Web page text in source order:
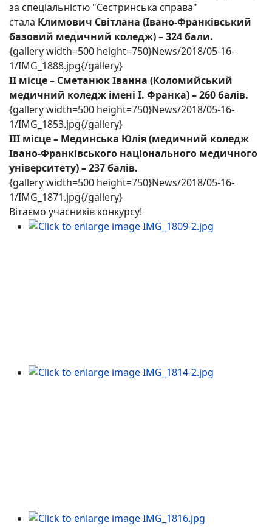
за спеціальністю "Сестринська справа"
стала Климович Світлана (Івано-Франківський
базовий медичний коледж) – 324 бали.
{gallery width=500 height=750}News/2018/05-16-
1/IMG_1888.jpg{/gallery}
ІІ місце – Сметанюк Іванна (Коломийський
медичний коледж імені І. Франка) – 260 балів.
{gallery width=500 height=750}News/2018/05-16-
1/IMG_1853.jpg{/gallery}
ІІІ місце – Мединська Юлія (медичний коледж
Івано-Франківського національного медичного
університету) – 237 балів.
{gallery width=500 height=750}News/2018/05-16-
1/IMG_1871.jpg{/gallery}
Вітаємо учасників конкурсу!